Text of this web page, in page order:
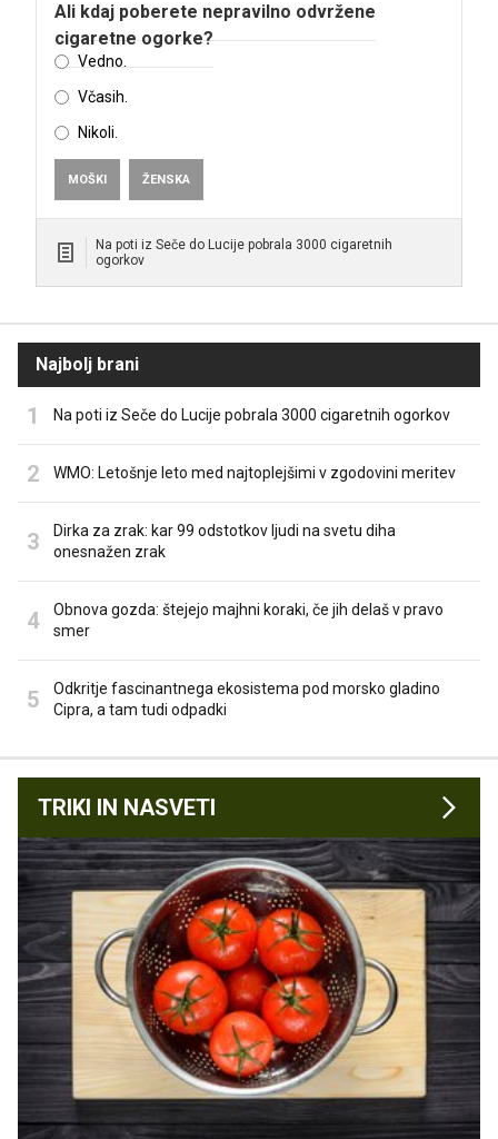
Ali kdaj poberete nepravilno odvržene
cigaretne ogorke?
Vedno.
Včasih.
Nikoli.
MOŠKI ŽENSKA
Na poti iz Seče do Lucije pobrala 3000 cigaretnih
ogorkov
Najbolj brani
Na poti iz Seče do Lucije pobrala 3000 cigaretnih ogorkov
WMO: Letošnje leto med najtoplejšimi v zgodovini meritev
Dirka za zrak: kar 99 odstotkov ljudi na svetu diha
onesnažen zrak
Obnova gozda: štejejo majhni koraki, če jih delaš v pravo
smer
Odkritje fascinantnega ekosistema pod morsko gladino
Cipra, a tam tudi odpadki
TRIKI IN NASVETI